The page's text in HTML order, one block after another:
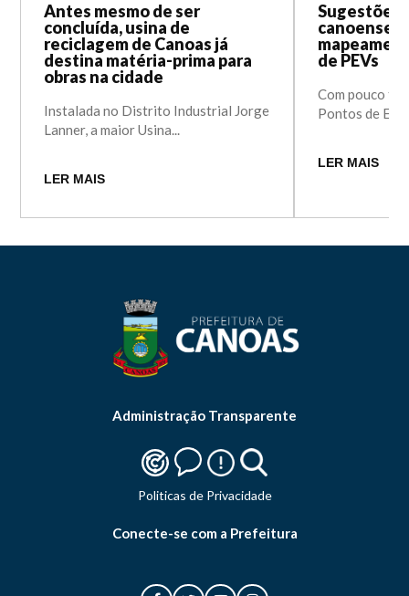
Antes mesmo de ser
concluída, usina de
reciclagem de Canoas já
destina matéria-prima para
obras na cidade
Instalada no Distrito Industrial Jorge
Lanner, a maior Usina...
LER MAIS
Sugestões
canoense
de PEVs
Com pouco
Pontos de
LER MAIS
Administração Transparente
Politicas de Privacidade
Conecte-se com a Prefeitura